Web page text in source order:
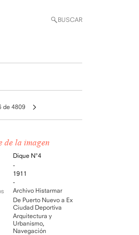
BUSCAR
de 4809
de la imagen
Dique N°4
-
1911
-
Archivo Histarmar
De Puerto Nuevo a Ex
Ciudad Deportiva
Arquitectura y
Urbanismo,
Navegación